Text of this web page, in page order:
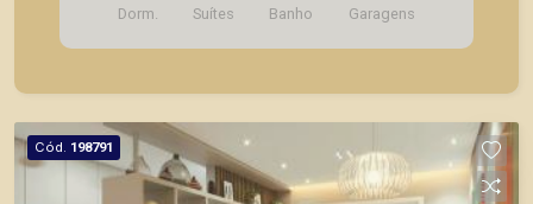
Dorm. Suítes Banho Garagens
Cód. 198791